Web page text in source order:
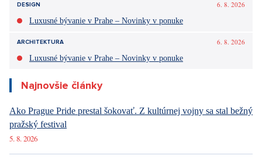
DESIGN
6. 8. 2026
Luxusné bývanie v Prahe – Novinky v ponuke
ARCHITEKTURA
6. 8. 2026
Luxusné bývanie v Prahe – Novinky v ponuke
Najnovšie články
Ako Prague Pride prestal šokovať. Z kultúrnej vojny sa stal bežný
pražský festival
5. 8. 2026